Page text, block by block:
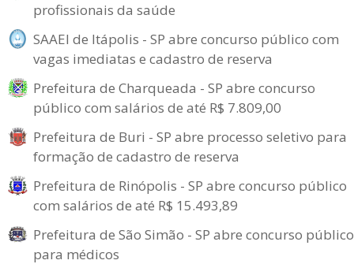
profissionais da saúde
SAAEI de Itápolis - SP abre concurso público com
vagas imediatas e cadastro de reserva
Prefeitura de Charqueada - SP abre concurso
público com salários de até R$ 7.809,00
Prefeitura de Buri - SP abre processo seletivo para
formação de cadastro de reserva
Prefeitura de Rinópolis - SP abre concurso público
com salários de até R$ 15.493,89
Prefeitura de São Simão - SP abre concurso público
para médicos